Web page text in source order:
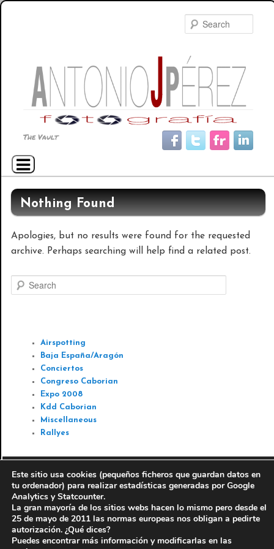
The Vault
Skip to primary content
Skip to secondary content
Nothing Found
Apologies, but no results were found for the requested
archive. Perhaps searching will help find a related post.
Search
Airspotting
Baja España/Aragón
Conciertos
Congreso Caborian
Expo 2008
Kdd Caborian
Miscellaneous
Rallyes
© 2010-2016Antonio J. Perez Servicios informáticos y
fotográficos
Aviso legal-Información legal del autor
Sitio web perteneciente a la red de páginas de
Este sitio usa cookies (pequeños ficheros que guardan datos en
tu ordenador) para realizar estadísticas generadas por Google
Analytics y Statcounter.
La gran mayoría de los sitios webs hacen lo mismo pero desde el
25 de mayo de 2011 las normas europeas nos obligan a pedirte
autorización. ¿Qué dices?
Puedes encontrar más información y modificarlas en las